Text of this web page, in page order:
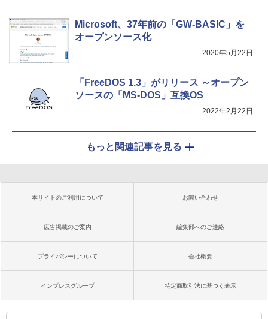
Microsoft、37年前の「GW-BASIC」を
オープンソース化
2020年5月22日
「FreeDOS 1.3」がリリース ～オープン
ソースの「MS-DOS」互換OS
2022年2月22日
もっと関連記事を見る
本サイトのご利用について お問い合わせ
広告掲載のご案内 編集部へのご連絡
プライバシーについて 会社概要
インプレスグループ 特定商取引法に基づく表示